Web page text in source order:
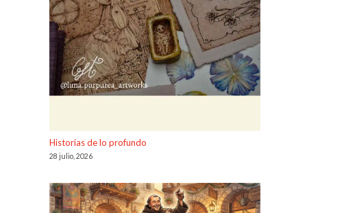
Historias de lo profundo
28 julio, 2026